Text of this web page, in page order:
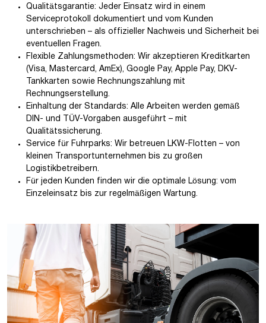
Qualitätsgarantie: Jeder Einsatz wird in einem
Serviceprotokoll dokumentiert und vom Kunden
unterschrieben – als offizieller Nachweis und Sicherheit bei
eventuellen Fragen.
Flexible Zahlungsmethoden: Wir akzeptieren Kreditkarten
(Visa, Mastercard, AmEx), Google Pay, Apple Pay, DKV-
Tankkarten sowie Rechnungszahlung mit
Rechnungserstellung.
Einhaltung der Standards: Alle Arbeiten werden gemäß
DIN- und TÜV-Vorgaben ausgeführt – mit
Qualitätssicherung.
Service für Fuhrparks: Wir betreuen LKW-Flotten – von
kleinen Transportunternehmen bis zu großen
Logistikbetreibern.
Für jeden Kunden finden wir die optimale Lösung: vom
Einzeleinsatz bis zur regelmäßigen Wartung.